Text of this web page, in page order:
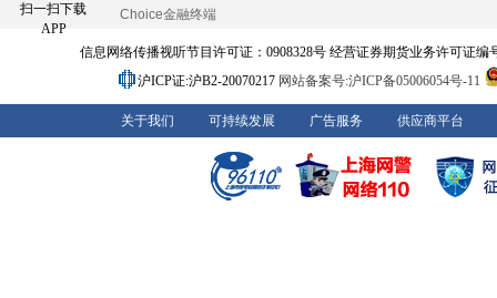
扫一扫下载
APP
Choice金融终端
信息网络传播视听节目许可证：0908328号 经营证券期货业务许可证编
沪ICP证:沪B2-20070217 网站备案号:沪ICP备05006054号-11
关于我们 可持续发展 广告服务 供应商平台